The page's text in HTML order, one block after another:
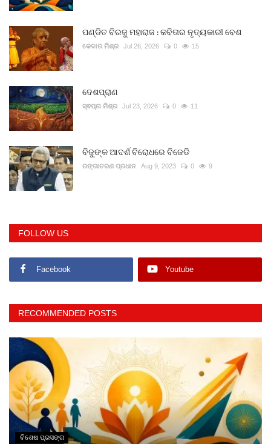
ପଣ୍ଡିତ ବିରଜୁ ମହାରାଜ : କବିତାର ନୃତ୍ୟକାରୀ ବେଶ
କେଦାର ମିଶ୍ର Jul 26, 2026 0 15
ଦେଶପ୍ରାଣ
ସ୍ଵପ୍ନା ମିଶ୍ର Jul 23, 2026 0 11
ବିଜୁଙ୍କ ଆଦର୍ଶ ବିରୋଧରେ ବିଜେଡି
ରଙ୍ଗାଚରଣ ପ୍ରଧାନ Aug 9, 2023 0 9
FOLLOW US
Facebook Youtube
RECOMMENDED POSTS
ବିଶେଷ ପ୍ରସଙ୍ଗ